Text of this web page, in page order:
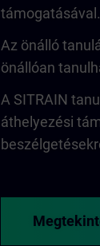
támogatásával.
Az önálló
önállóan
A SITRAIN
áthelyezési